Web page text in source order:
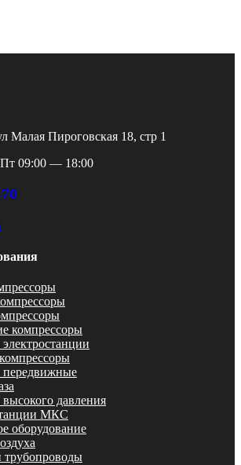
Малая Пироговская 18, стр 1
09:00 — 18:00
компрессоры
давления
МКС
оборудование
трубопроводы